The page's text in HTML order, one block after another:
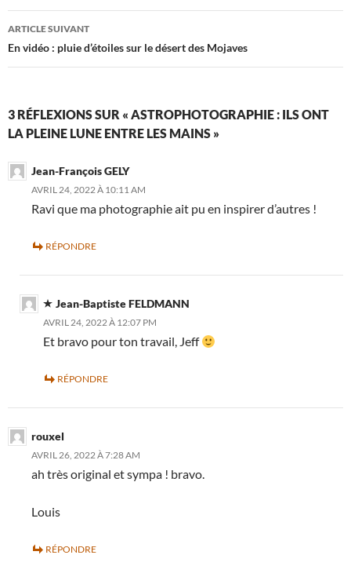
articles
ARTICLE SUIVANT
En vidéo : pluie d’étoiles sur le désert des Mojaves
3 RÉFLEXIONS SUR « ASTROPHOTOGRAPHIE : ILS ONT
LA PLEINE LUNE ENTRE LES MAINS »
Jean-François GELY
AVRIL 24, 2022 À 10:11 AM
Ravi que ma photographie ait pu en inspirer d’autres !
RÉPONDRE
Jean-Baptiste FELDMANN
AVRIL 24, 2022 À 12:07 PM
Et bravo pour ton travail, Jeff
RÉPONDRE
rouxel
AVRIL 26, 2022 À 7:28 AM
ah très original et sympa ! bravo.
Louis
RÉPONDRE